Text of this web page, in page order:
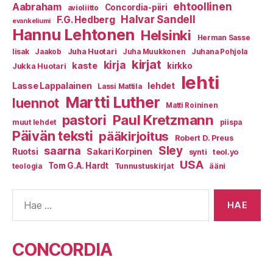
Aabraham avioliitto Concordia-piiri ehtoollinen
evankeliumi F.G. Hedberg Halvar Sandell
Hannu Lehtonen Helsinki
Herman Sasse
Iisak
Jaakob Juha Huotari Juha Muukkonen Juhana Pohjola
Jukka Huotari kaste kirja kirjat kirkko
Lasse Lappalainen Lassi Mattila lehdet lehti
luennot Martti Luther
Matti Roininen
muut lehdet
pastori Paul Kretzmann piispa
Päivän teksti pääkirjoitus Robert D. Preus
Ruotsi saarna Sakari Korpinen Sley synti teol.yo
teologia Tom G.A. Hardt Tunnustuskirjat USA ääni
CONCORDIA